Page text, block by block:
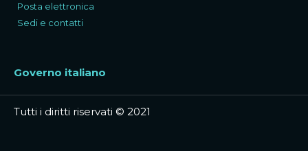
Posta elettronica
Sedi e contatti
Governo italiano
Tutti i diritti riservati © 2021